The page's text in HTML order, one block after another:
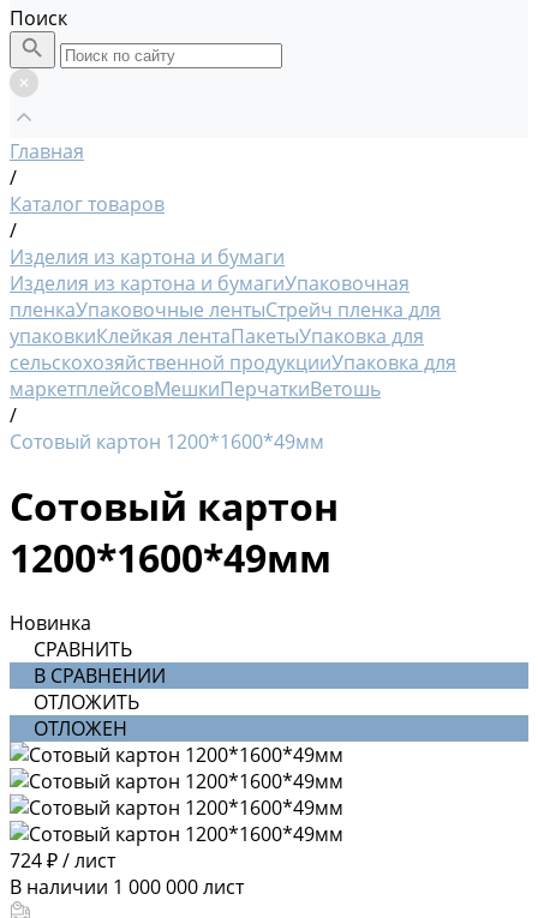
Поиск
Главная
/
Каталог товаров
/
Изделия из картона и бумаги
Изделия из картона и бумагиУпаковочная
пленкаУпаковочные лентыСтрейч пленка для
упаковкиКлейкая лентаПакетыУпаковка для
сельскохозяйственной продукцииУпаковка для
маркетплейсовМешкиПерчаткиВетошь
/
Сотовый картон 1200*1600*49мм
Сотовый картон
1200*1600*49мм
Новинка
СРАВНИТЬ
В СРАВНЕНИИ
ОТЛОЖИТЬ
ОТЛОЖЕН
724 ₽/лист
В наличии 1 000 000лист